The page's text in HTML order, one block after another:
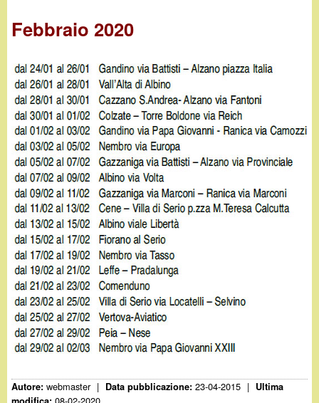
Febbraio 2020
Autore:webmaster | Data pubblicazione:23-04-2015 |
Ultima